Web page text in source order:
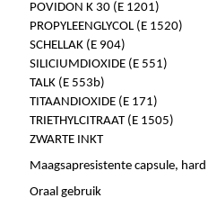
POVIDON K 30 (E 1201)
PROPYLEENGLYCOL (E 1520)
SCHELLAK (E 904)
SILICIUMDIOXIDE (E 551)
TALK (E 553b)
TITAANDIOXIDE (E 171)
TRIETHYLCITRAAT (E 1505)
ZWARTE INKT
Maagsapresistente capsule, hard
Oraal gebruik